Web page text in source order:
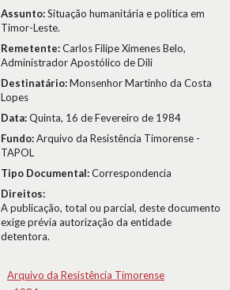
Assunto:Situação humanitária e política em
Timor-Leste.
Remetente:Carlos Filipe Ximenes Belo,
Administrador Apostólico de Dili
Destinatário:Monsenhor Martinho da Costa
Lopes
Data:Quinta, 16 de Fevereiro de 1984
Fundo:Arquivo da Resistência Timorense -
TAPOL
Tipo Documental:Correspondencia
Direitos:
A publicação, total ou parcial, deste documento
exige prévia autorização da entidade
detentora.
Arquivo da Resistência Timorense